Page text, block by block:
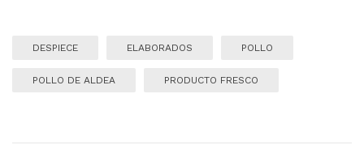
DESPIECE ELABORADOS POLLO
POLLO DE ALDEA PRODUCTO FRESCO